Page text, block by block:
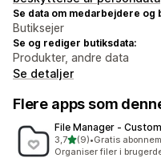
Se data om medarbejdere og
Butiksejer
Se og rediger butiksdata:
Produkter, andre data
Se detaljer
Flere apps som
File Manager ‑
3,7ud af 5 stjerner
(9)
9 anmeldelser i alt
•Gratis
Organiser filer i